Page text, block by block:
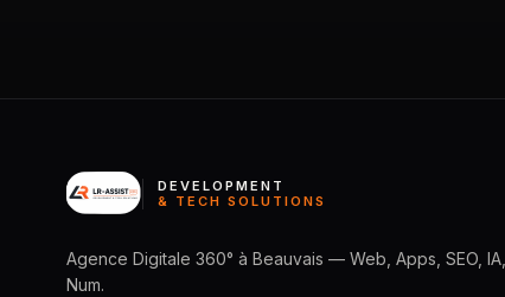
DEVELOPMENT
& TECH SOLUTIONS
Agence Digitale 360° à Beauvais — Web, Apps, SEO,
Num.